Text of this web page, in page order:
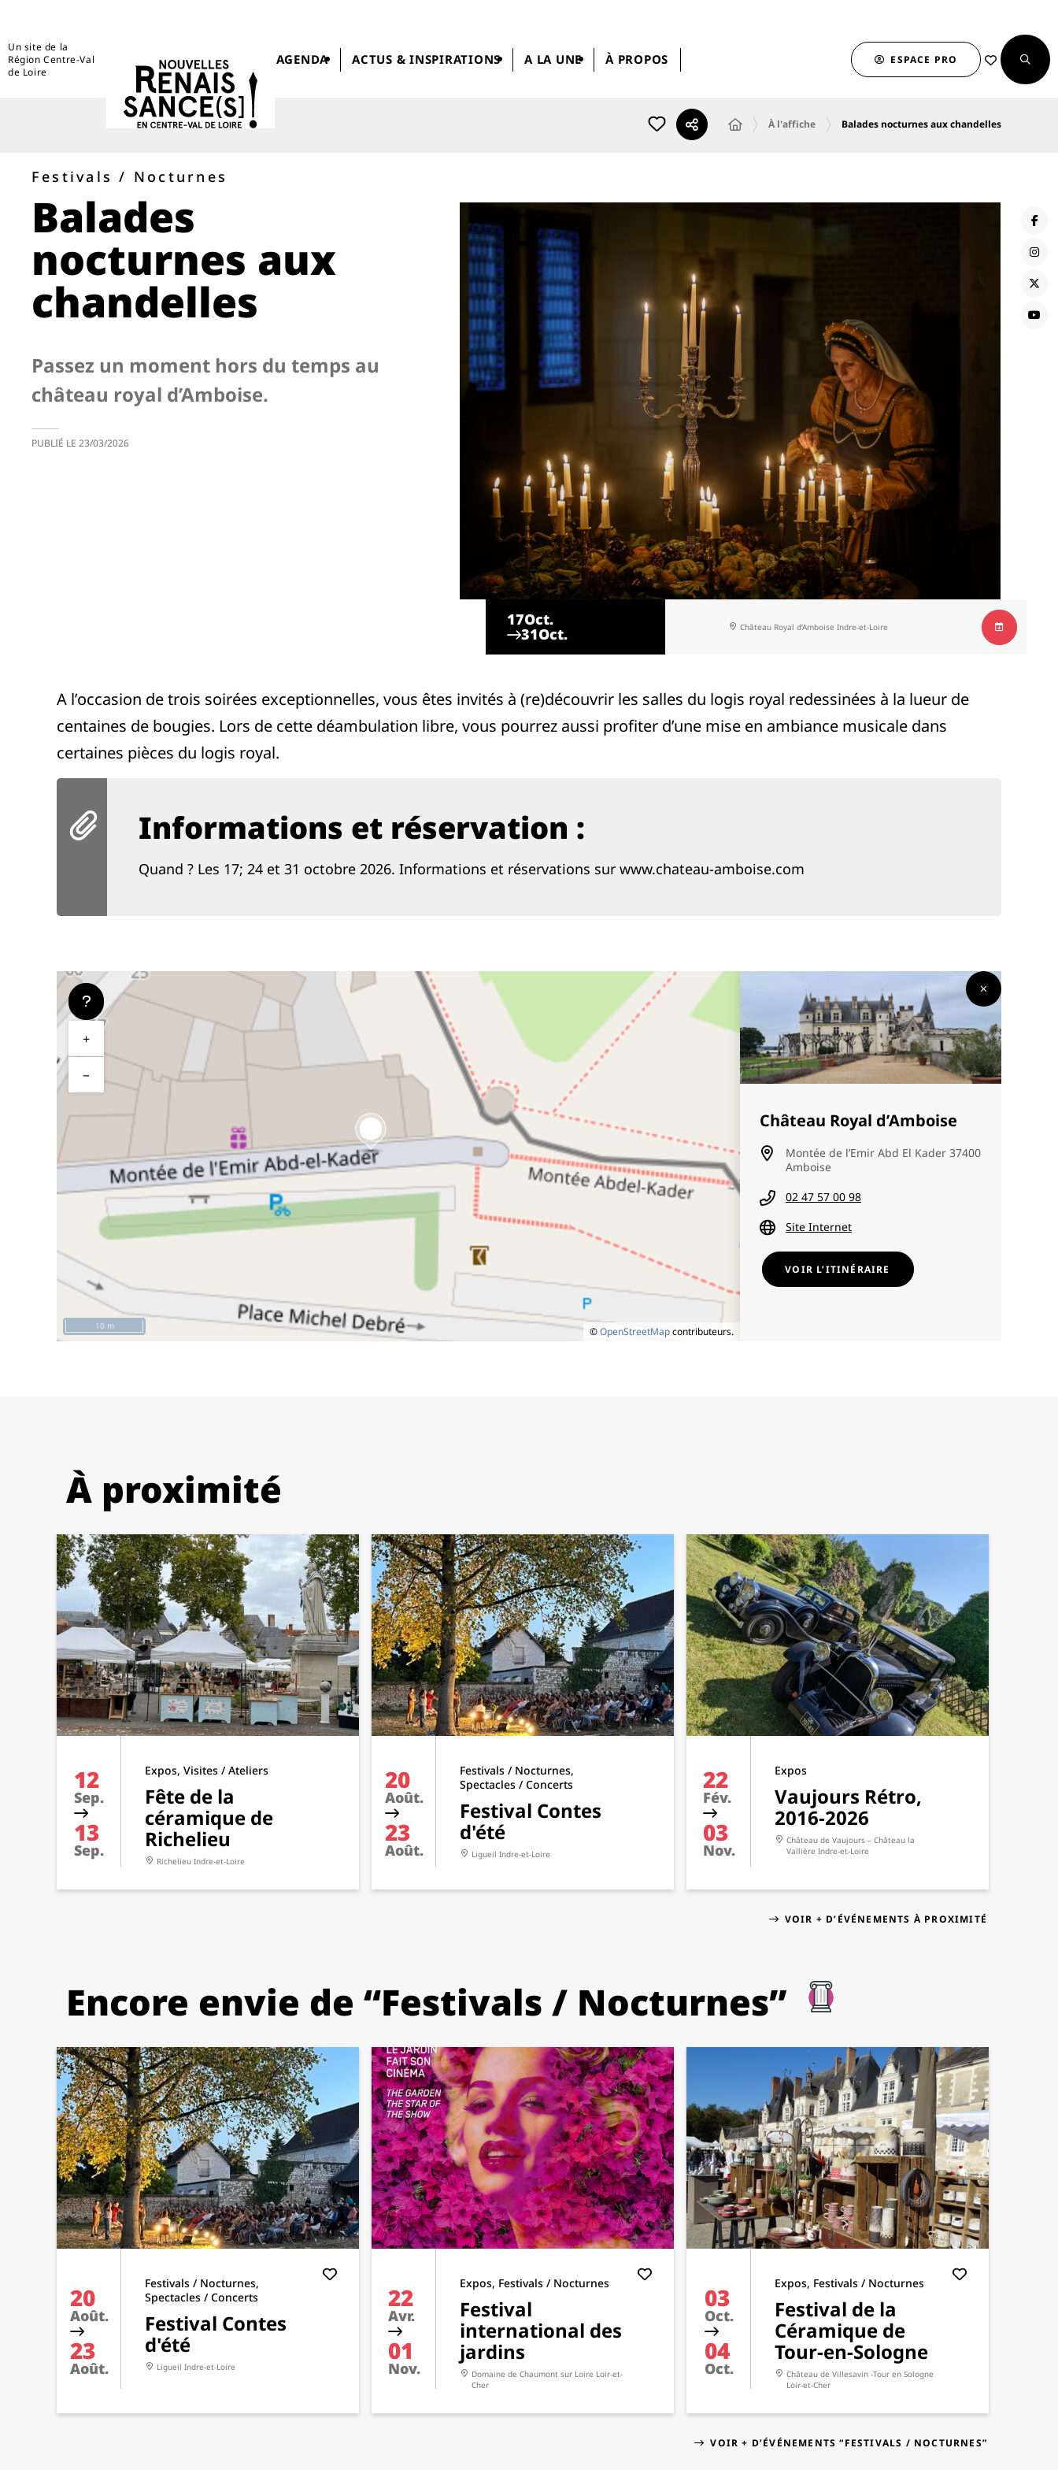
Un site de la
Région Centre-Val
de Loire
AGENDA ACTUS & INSPIRATIONS A LA UNE À PROPOS ESPACE PRO
À l'affiche Balades nocturnes aux chandelles
Festivals / Nocturnes
Balades
nocturnes aux
chandelles
Passez un moment hors du temps au
château royal d’Amboise.
PUBLIÉ LE 23/03/2026
17Oct.
31Oct. Château Royal d’Amboise Indre-et-Loire
A l’occasion de trois soirées exceptionnelles, vous êtes invités à (re)découvrir les salles du logis royal redessinées à la lueur de
centaines de bougies. Lors de cette déambulation libre, vous pourrez aussi profiter d’une mise en ambiance musicale dans
certaines pièces du logis royal.
Informations et réservation :
Quand ? Les 17; 24 et 31 octobre 2026. Informations et réservations sur www.chateau-amboise.com
+
−
©OpenStreetMapcontributeurs.
10 m
Château Royal d’Amboise
Montée de l’Emir Abd El Kader 37400
Amboise
02 47 57 00 98
Site Internet
VOIR L’ITINÉRAIRE
À proximité
12
Sep.
13
Sep.
Expos, Visites / Ateliers
Fête de la
céramique de
Richelieu
Richelieu Indre-et-Loire
20
Août.
23
Août.
Festivals / Nocturnes,
Spectacles / Concerts
Festival Contes
d'été
Ligueil Indre-et-Loire
22
Fév.
03
Nov.
Expos
Vaujours Rétro,
2016-2026
Château de Vaujours – Château la
Vallière Indre-et-Loire
VOIR + D’ÉVÉNEMENTS À PROXIMITÉ
Encore envie de “Festivals / Nocturnes”
20
Août.
23
Août.
Festivals / Nocturnes,
Spectacles / Concerts
Festival Contes
d'été
Ligueil Indre-et-Loire
22
Avr.
01
Nov.
Expos, Festivals / Nocturnes
Festival
international des
jardins
Domaine de Chaumont sur Loire Loir-et-
Cher
03
Oct.
04
Oct.
Expos, Festivals / Nocturnes
Festival de la
Céramique de
Tour-en-Sologne
Château de Villesavin -Tour en Sologne
Loir-et-Cher
VOIR + D’ÉVÉNEMENTS “FESTIVALS / NOCTURNES”